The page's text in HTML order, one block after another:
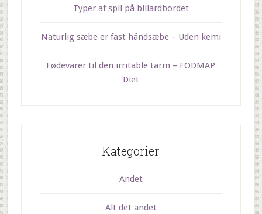
Typer af spil på billardbordet
Naturlig sæbe er fast håndsæbe – Uden kemi
Fødevarer til den irritable tarm – FODMAP
Diet
Kategorier
Andet
Alt det andet